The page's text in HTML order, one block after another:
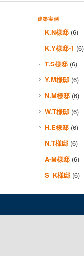
建築実例
K.N様邸 (6)
K.Y様邸-1 (6)
T.S様邸 (6)
Y.M様邸 (6)
N.M様邸 (6)
W.T様邸 (6)
H.E様邸 (6)
N.T様邸 (6)
A-M様邸 (6)
S_K様邸 (6)